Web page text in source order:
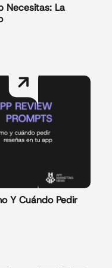
Necesitas: La
Y Cuándo Pedir